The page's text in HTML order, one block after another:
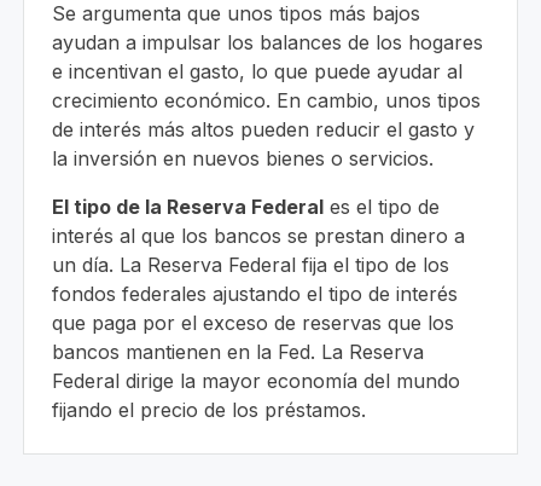
Se argumenta que unos tipos más bajos
ayudan a impulsar los balances de los hogares
e incentivan el gasto, lo que puede ayudar al
crecimiento económico. En cambio, unos tipos
de interés más altos pueden reducir el gasto y
la inversión en nuevos bienes o servicios.
El tipo de la Reserva Federal es el tipo de
interés al que los bancos se prestan dinero a
un día. La Reserva Federal fija el tipo de los
fondos federales ajustando el tipo de interés
que paga por el exceso de reservas que los
bancos mantienen en la Fed. La Reserva
Federal dirige la mayor economía del mundo
fijando el precio de los préstamos.